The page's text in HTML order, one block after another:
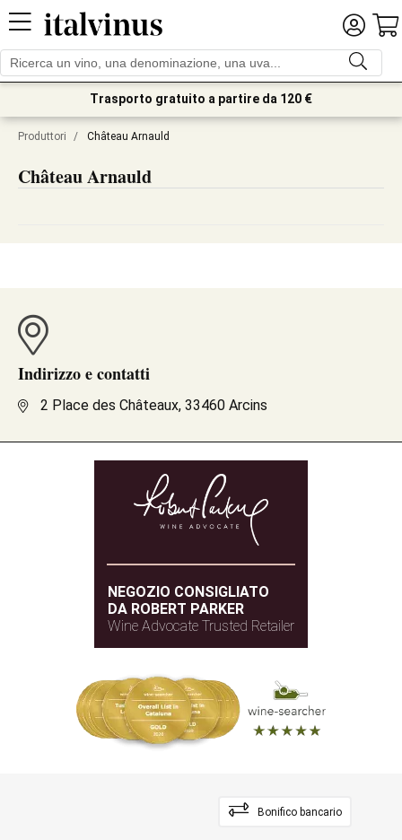
Trasporto gratuito a partire da 120 €
Produttori / Château Arnauld
Château Arnauld
Indirizzo e contatti
2 Place des Châteaux, 33460 Arcins
NEGOZIO CONSIGLIATO
DA ROBERT PARKER
Wine Advocate Trusted Retailer
Bonifico bancario